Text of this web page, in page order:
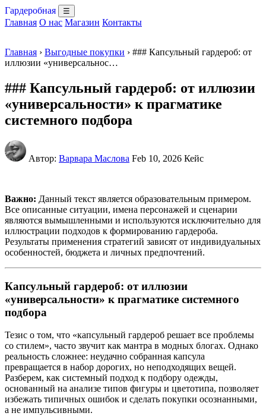
Гардеробная ☰
Главная О нас Магазин Контакты
Главная › Выгодные покупки › ### Капсульный гардероб: от
иллюзии «универсальнос…
### Капсульный гардероб: от иллюзии
«универсальности» к прагматике
системного подбора
Автор: Варвара Маслова Feb 10, 2026 Кейс
Важно: Данный текст является образовательным примером.
Все описанные ситуации, имена персонажей и сценарии
являются вымышленными и используются исключительно для
иллюстрации подходов к формированию гардероба.
Результаты применения стратегий зависят от индивидуальных
особенностей, бюджета и личных предпочтений.
Капсульный гардероб: от иллюзии
«универсальности» к прагматике системного
подбора
Тезис о том, что «капсульный гардероб решает все проблемы
со стилем», часто звучит как мантра в модных блогах. Однако
реальность сложнее: неудачно собранная капсула
превращается в набор дорогих, но неподходящих вещей.
Разберем, как системный подход к подбору одежды,
основанный на анализе типов фигуры и цветотипа, позволяет
избежать типичных ошибок и сделать покупки осознанными,
а не импульсивными.